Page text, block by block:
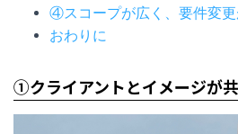
④スコープが広く、要件変更
おわりに
①クライアントとイメージが